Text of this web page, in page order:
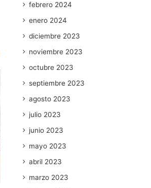
febrero 2024
enero 2024
diciembre 2023
noviembre 2023
octubre 2023
septiembre 2023
agosto 2023
julio 2023
junio 2023
mayo 2023
abril 2023
marzo 2023